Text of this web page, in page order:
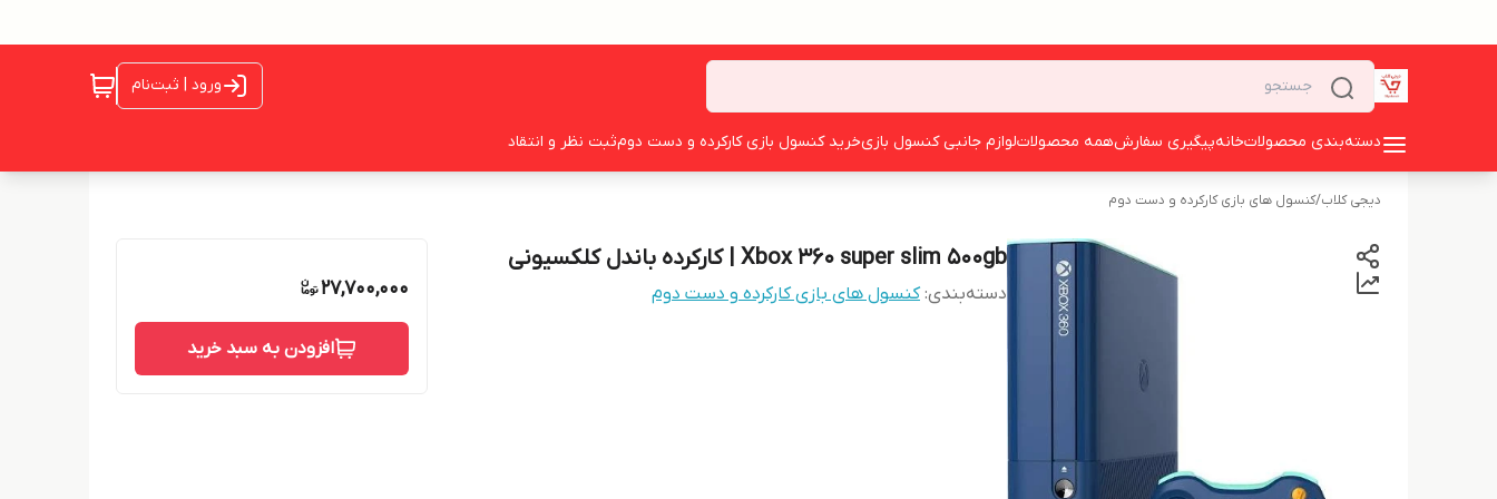
ورود | ثبت‌نام
دسته‌بندی محصولاتخانهپیگیری سفارشهمه محصولاتلوازم جانبی کنسول بازیخرید کنسول بازی کارکرده و دست دومثبت نظر و انتقاد
دیجی کلاب/کنسول های بازی کارکرده و دست دوم
Xbox 360 super slim 500gb | کارکرده باندل کلکسیونی
دسته‌بندی:کنسول های بازی کارکرده و دست دوم 27,700,000
افزودن به سبد خرید